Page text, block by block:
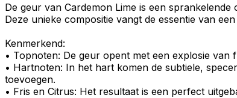
De geur van Cardemon Lime is een
Deze unieke compositie vangt de essentie van
Kenmerkend:
• Topnoten: De geur opent met een explosie van
• Hartnoten: In het hart komen de subtiele,
toevoegen.
• Fris en Citrus: Het resultaat is een perfect